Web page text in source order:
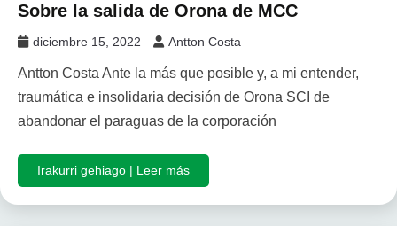
Sobre la salida de Orona de MCC
diciembre 15, 2022 Antton Costa
Antton Costa Ante la más que posible y, a mi entender,
traumática e insolidaria decisión de Orona SCI de
abandonar el paraguas de la corporación
Irakurri gehiago | Leer más